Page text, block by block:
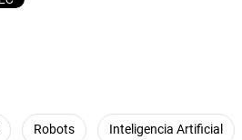
Robots Inteligencia Artificial